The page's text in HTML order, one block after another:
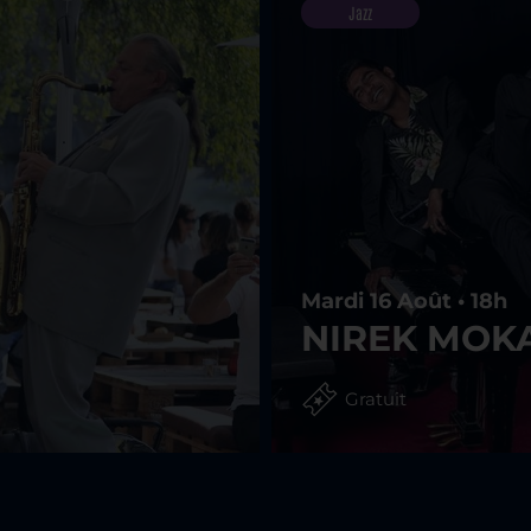
Jazz
Mardi 16 Août • 18h
NIREK
Gratuit